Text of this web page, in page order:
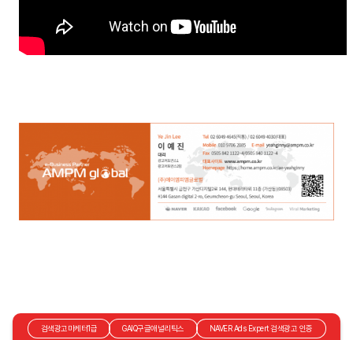
검색광고마케터1급 GAIQ구글애널리틱스 NAVER Ads Expert 검색광고 인증